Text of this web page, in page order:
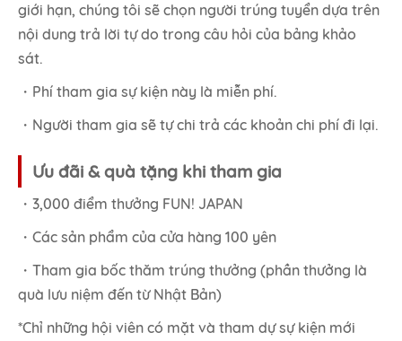
giới hạn, chúng tôi sẽ chọn người trúng tuyển dựa trên
nội dung trả lời tự do trong câu hỏi của bảng khảo
sát.
・Phí tham gia sự kiện này là miễn phí.
・Người tham gia sẽ tự chi trả các khoản chi phí đi lại.
Ưu đãi & quà tặng khi tham gia
・3,000 điểm thưởng FUN! JAPAN
・Các sản phẩm của cửa hàng 100 yên
・Tham gia bốc thăm trúng thưởng (phần thưởng là
quà lưu niệm đến từ Nhật Bản)
*Chỉ những hội viên có mặt và tham dự sự kiện mới